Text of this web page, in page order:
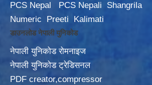
PCS Nepal PCS Nepali
Shangrila
Numeric
Preeti Kalimati
डाउनलोड नेपाली युनिकोड
नेपाली युनिकोड रोमनाइज
नेपाली युनिकोड ट्रेडिसनल
PDF creator,compressor